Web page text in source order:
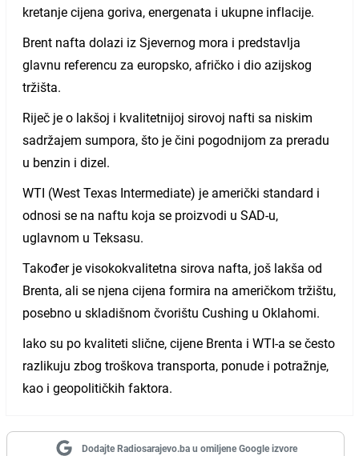
kretanje cijena goriva, energenata i ukupne inflacije.
Brent nafta dolazi iz Sjevernog mora i predstavlja
glavnu referencu za europsko, afričko i dio azijskog
tržišta.
Riječ je o lakšoj i kvalitetnijoj sirovoj nafti sa niskim
sadržajem sumpora, što je čini pogodnijom za preradu
u benzin i dizel.
WTI (West Texas Intermediate) je američki standard i
odnosi se na naftu koja se proizvodi u SAD-u,
uglavnom u Teksasu.
Također je visokokvalitetna sirova nafta, još lakša od
Brenta, ali se njena cijena formira na američkom tržištu,
posebno u skladišnom čvorištu Cushing u Oklahomi.
Iako su po kvaliteti slične, cijene Brenta i WTI-a se često
razlikuju zbog troškova transporta, ponude i potražnje,
kao i geopolitičkih faktora.
Dodajte Radiosarajevo.ba u omiljene Google izvore